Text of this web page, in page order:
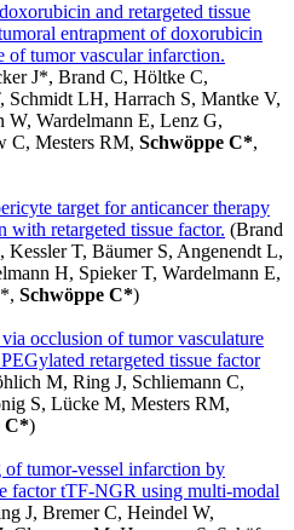
and retargeted tissue
entrapment of doxorubicin
of tumor vascular infarction.
J*, Brand C, Höltke C,
Schmidt LH, Harrach S, Mantke V,
W, Wardelmann E, Lenz G,
C, Mesters RM, Schwöppe C*,
target for anticancer therapy
with retargeted tissue factor. (Brand
Kessler T, Bäumer S, Angenendt L,
H, Spieker T, Wardelmann E,
Schwöppe C*)
occlusion of tumor vasculature
retargeted tissue factor
M, Ring J, Schliemann C,
S, Lücke M, Mesters RM,
C*)
tumor-vessel infarction by
factor tTF-NGR using multi-modal
J, Bremer C, Heindel W,